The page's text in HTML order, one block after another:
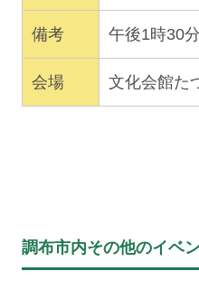
備考 午後1時30
会場 文化会館た
調布市内その他のイベ